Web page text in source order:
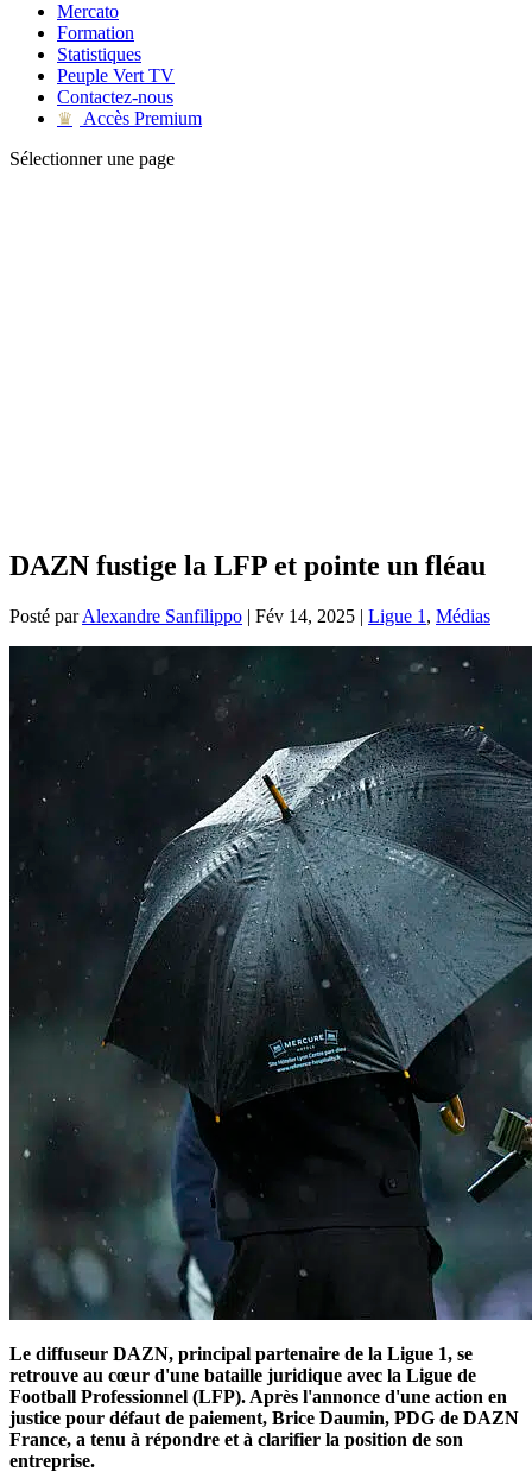
Mercato
Formation
Statistiques
Peuple Vert TV
Contactez-nous
♛
Accès Premium
Sélectionner une page
DAZN fustige la LFP et pointe un fléau
Posté parAlexandre Sanfilippo | Fév 14, 2025 | Ligue 1 , Médias
Le diffuseur DAZN, principal partenaire de la Ligue 1, se
retrouve au cœur d'une bataille juridique avec la Ligue de
Football Professionnel (LFP). Après l'annonce d'une action en
justice pour défaut de paiement, Brice Daumin, PDG de DAZN
France, a tenu à répondre et à clarifier la position de son
entreprise.